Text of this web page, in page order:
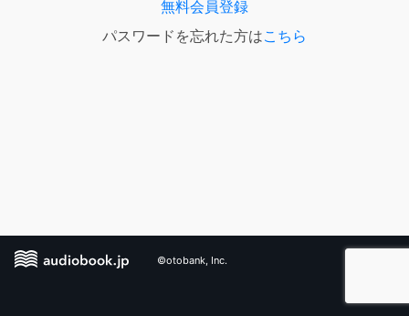
無料会員登録
パスワードを忘れた方はこちら
©otobank, Inc.